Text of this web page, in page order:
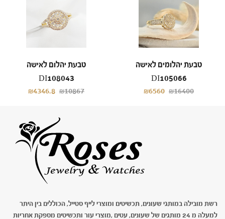
טבעת יהלום לאישה
DI108043
₪4346.8 ₪10867
טבעת יהלומים לאישה
DI105066
₪6560 ₪16400
רשת מובילה במותגי שעונים, תכשיטים ומוצרי לייף סטייל, הכוללים בין היתר
למעלה מ 24 מותגים של שעונים, עטים ,מוצרי עור ותכשיטים מספקת אחריות